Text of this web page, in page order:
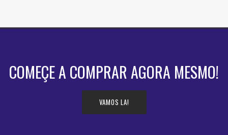
COMEÇE A COMPRAR AGORA MESMO!
VAMOS LA!